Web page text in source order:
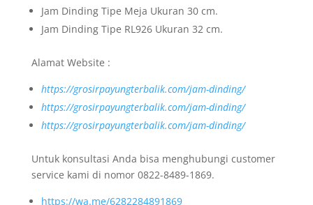
Jam Dinding Tipe Meja Ukuran 30 cm.
Jam Dinding Tipe RL926 Ukuran 32 cm.
Alamat Website :
https://grosirpayungterbalik.com/jam-dinding/
https://grosirpayungterbalik.com/jam-dinding/
https://grosirpayungterbalik.com/jam-dinding/
Untuk konsultasi Anda bisa menghubungi customer
service kami di nomor 0822-8489-1869.
https://wa.me/6282284891869